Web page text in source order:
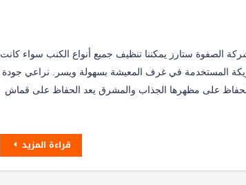
الصفوة ستارز يمكننا تنظيف جميع أنواع الكنب سواء كانت
المستخدمة في غرف المعيشة بسهولة ويسر. نراعي جودة
الحفاظ على مظهرها الجذاب والمشرق يعد الحفاظ على قماش
قراءة المزيد